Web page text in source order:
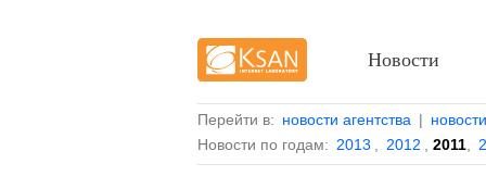
Перейти в: новости агентства |
Новости по годам: 2013 2012 2011
Новости